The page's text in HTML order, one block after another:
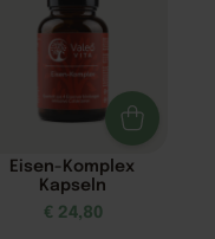
Eisen-Komplex
Kapseln
€ 24,80